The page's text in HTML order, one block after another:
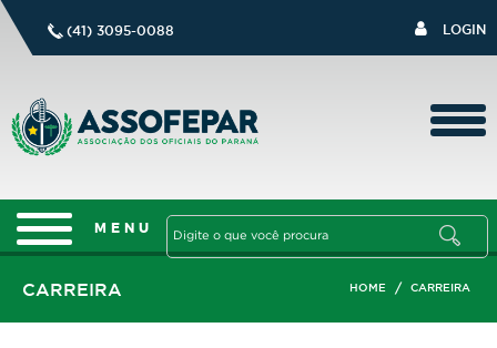
(41) 3095-0088 LOGIN
CARREIRA HOME / CARREIRA